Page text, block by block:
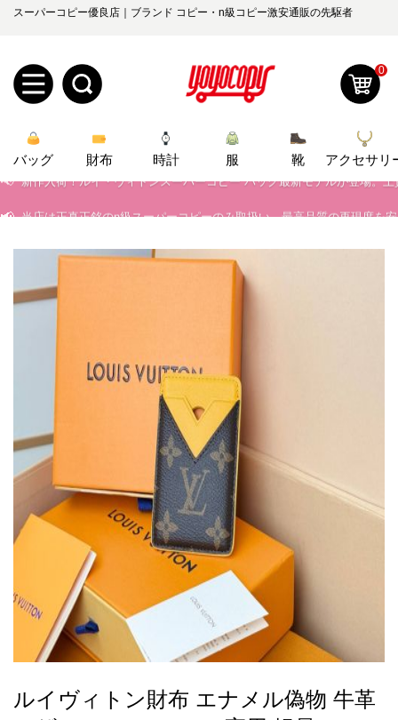
スーパーコピー優良店｜ブランド コピー・n級コピー激安通販の先駆者
規
ロ
オ
管せ2026人気特集
バッグ
財布
時計
服
ズボン
衣装セット
靴
住まい用品
アクセサリー
ベルト
スカーフ
アイフォーンケ
小物
最
新
お
0
バッグ 財布 時計 服 靴 アクセサリ
当店は正真正銘のn級スーパーコピーのみ取扱い。最高品質の再現度を
2026春の新作続々更新中！期間中のご注文でお得な割引をご利用いただ
📢 新作入荷！ルイ・ヴィトンスーパーコピー バッグ最新モデルが登場。
新作入荷！ルイ・ヴィトンスーパーコピー バッグ最新モデルが登場。
ルイヴィトン財布 エナメル偽物 牛革